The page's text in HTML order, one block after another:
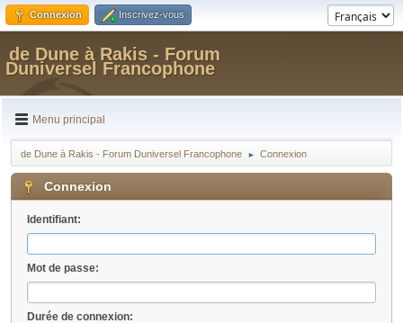
Connexion Inscrivez-vous
de Dune à Rakis - Forum
Duniversel Francophone
Menu principal
de Dune à Rakis - Forum Duniversel Francophone ► Connexion
Connexion
Identifiant:
Mot de passe:
Durée de connexion: